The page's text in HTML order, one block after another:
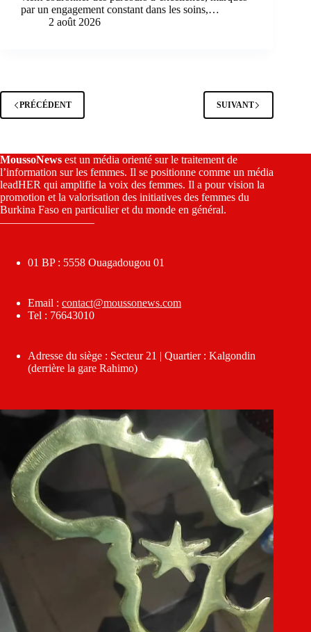
par un engagement constant dans les soins,…
2 août 2026
PRÉCÉDENT SUIVANT
MoussoNews est un média orienté sur le traitement de
l’information sur les femmes. Il se positionne comme un média
leadHER qui amplifie la voix des femmes. Il a pour vision la
promotion et la valorisation des initiatives des femmes du
Burkina Faso en particulier et du monde en général.
————————–
01 BP : 5558 Ouagadougou 01
Email : contact@moussonews.com
Tel : 76643010
Adresse du siège : Secteur 21 | Quartier : Kalgondin
(derrière la gare Rahimo)